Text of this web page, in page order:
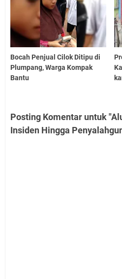
Bocah Penjual Cilok Ditipu di
Plumpang, Warga Kompak
Bantu
Posting Komentar untuk
Insiden Hingga